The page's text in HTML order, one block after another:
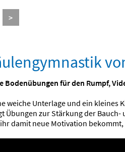
>
Bodenübungen für den Rumpf,
weiche Unterlage und ein kleines
Übungen zur Stärkung der
damit neue Motivation